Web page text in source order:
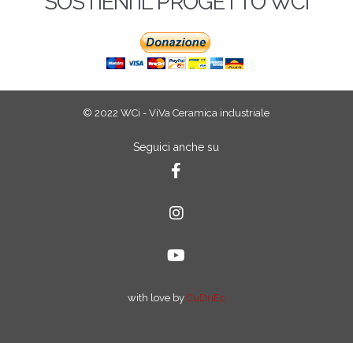
© 2022 WCi - ViVa Ceramica industriale
Seguici anche su
with love by CuDriEc